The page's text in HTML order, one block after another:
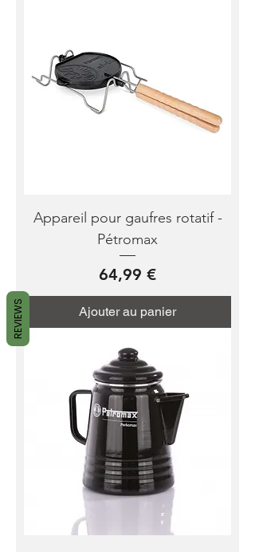
Appareil pour gaufres rotatif -
Pétromax
Prix
64,99 €
Ajouter au panier
REVIEWS